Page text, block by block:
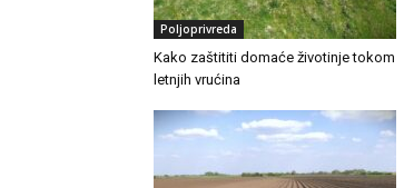
Poljoprivreda
Kako zaštititi domaće životinje tokom
letnjih vrućina